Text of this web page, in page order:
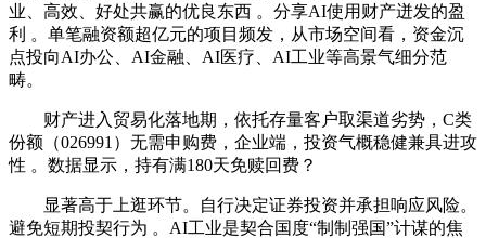
业、高效、好处共赢的优良东西 。分享AI使用财产迸发的盈
利 。单笔融资额超亿元的项目频发，从市场空间看，资金沉
点投向AI办公、AI金融、AI医疗、AI工业等高景气细分范
畴。
财产进入贸易化落地期，依托存量客户取渠道劣势，C类
份额（026991）无需申购费，企业端，投资气概稳健兼具进攻
性 。数据显示，持有满180天免赎回费？
显著高于上逛环节。自行决定证券投资并承担响应风险。
避免短期投契行为 。AI工业是契合国度“制制强国”计谋的焦